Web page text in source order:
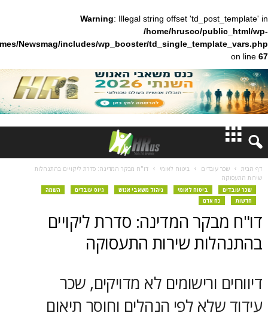
Warning: Illegal string offset
/home/hrusco/
content/themes/Newsmag/includes/wp_booster/
חדשות
ביטוח לאומי דו"ח מבקר המדינה: סדרת ליקויים בהתנהלות
ביטוח לאומי ניהול משאבי אנוש גיוס עובדים
השמה
כח אדם
המדינה: סדרת ליקויים
שירות התעסוקה
ורישומים לא מדויקים, שכר
לפי הנהלים וחוסר תיאום